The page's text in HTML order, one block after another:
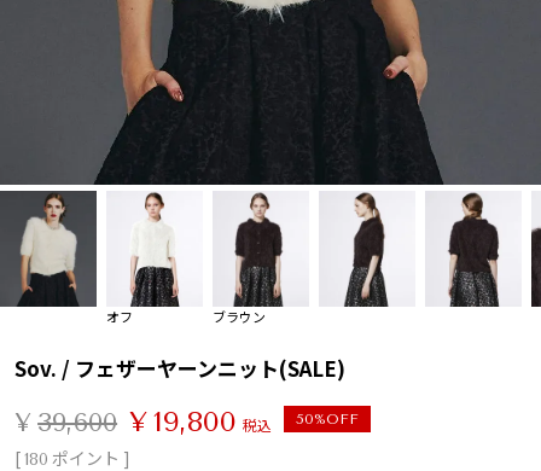
オフ ブラウン
Sov. / フェザーヤーンニット(SALE)
¥ 39,600 ¥19,800 税込 50%OFF
[180 ポイント ]